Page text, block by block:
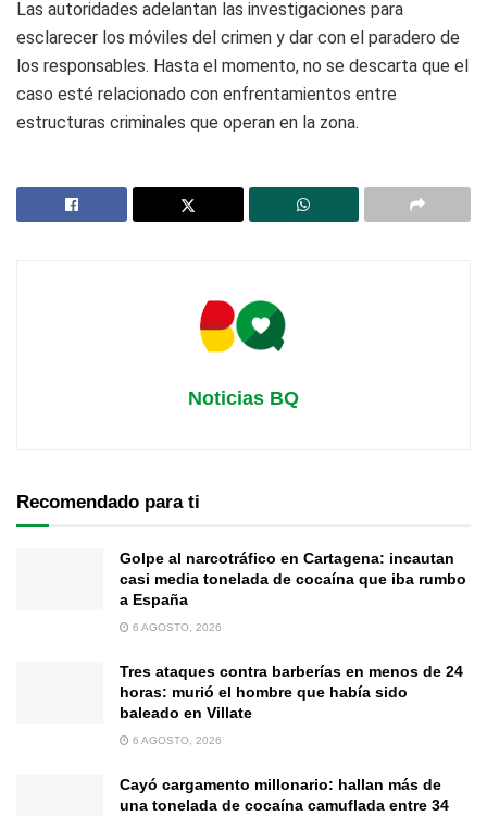
Las autoridades adelantan las investigaciones para
esclarecer los móviles del crimen y dar con el paradero de
los responsables. Hasta el momento, no se descarta que el
caso esté relacionado con enfrentamientos entre
estructuras criminales que operan en la zona.
Noticias BQ
Recomendado para ti
Golpe al narcotráfico en Cartagena: incautan
casi media tonelada de cocaína que iba rumbo
a España
6 AGOSTO, 2026
Tres ataques contra barberías en menos de 24
horas: murió el hombre que había sido
baleado en Villate
6 AGOSTO, 2026
Cayó cargamento millonario: hallan más de
una tonelada de cocaína camuflada entre 34